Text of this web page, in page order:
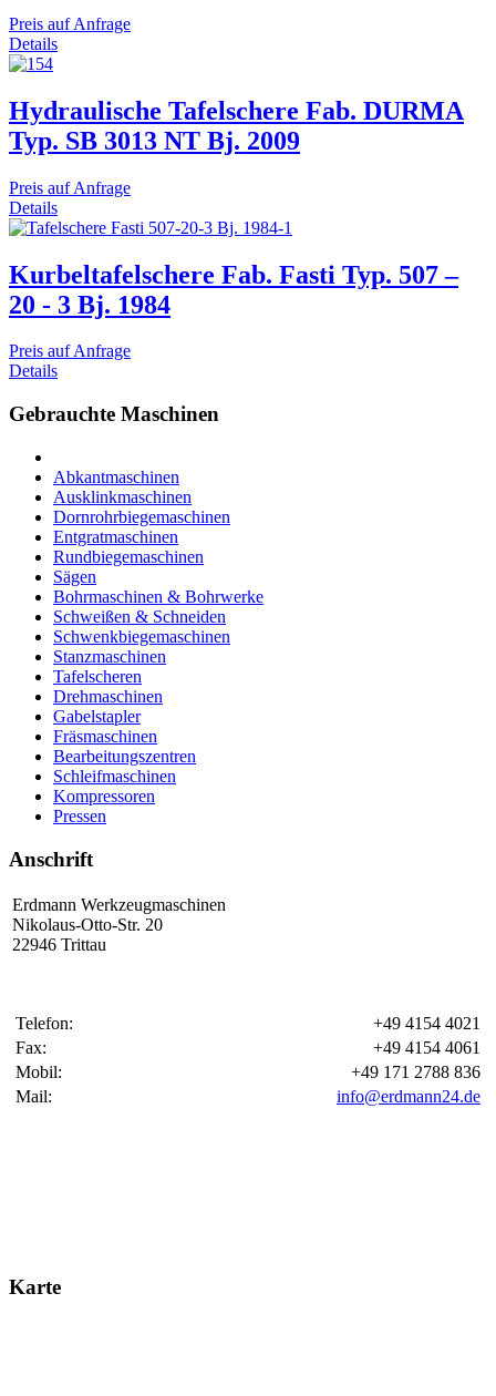
Preis auf Anfrage
Details
Hydraulische Tafelschere Fab. DURMA
Typ. SB 3013 NT Bj. 2009
Preis auf Anfrage
Details
Kurbeltafelschere Fab. Fasti Typ. 507 –
20 - 3 Bj. 1984
Preis auf Anfrage
Details
Gebrauchte Maschinen
Abkantmaschinen
Ausklinkmaschinen
Dornrohrbiegemaschinen
Entgratmaschinen
Rundbiegemaschinen
Sägen
Bohrmaschinen & Bohrwerke
Schweißen & Schneiden
Schwenkbiegemaschinen
Stanzmaschinen
Tafelscheren
Drehmaschinen
Gabelstapler
Fräsmaschinen
Bearbeitungszentren
Schleifmaschinen
Kompressoren
Pressen
Anschrift
Erdmann Werkzeugmaschinen
Nikolaus-Otto-Str. 20
22946 Trittau
Telefon:
+49 4154 4021
Fax:
+49 4154 4061
Mobil:
+49 171 2788 836
Mail:
info@erdmann24.de
Karte